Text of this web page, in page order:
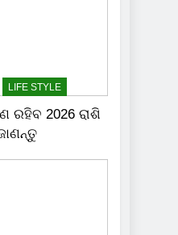
LIFE STYLE
ରହିବ 2026 ରାଶି